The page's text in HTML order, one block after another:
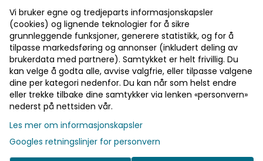
Bli medlem - få gratis frakt fra 700 kr
Informasjon
En elegant bryllupsballong med et rolig og
gjennomført uttrykk. Den hvite bakgrunnen
kombinert med grønne blader, svarte detaljer og
gullfarget hjerte gjør at den passer like fint til
moderne bryllup som til mer naturlige og
Vi bruker egne og tredjeparts informasjonskapsler
(cookies) og lignende teknologier for å sikre
grunnleggende funksjoner, generere statistikk, og for å
tilpasse markedsføring og annonser (inkludert deling av
brukerdata med partnere). Samtykket er helt frivillig. Du
kan velge å godta alle, avvise valgfrie, eller tilpasse valgene
dine per kategori nedenfor. Du kan når som helst endre
eller trekke tilbake dine samtykker via lenken «personvern»
nederst på nettsiden vår.
Les mer om informasjonskapsler
Googles retningslinjer for personvern